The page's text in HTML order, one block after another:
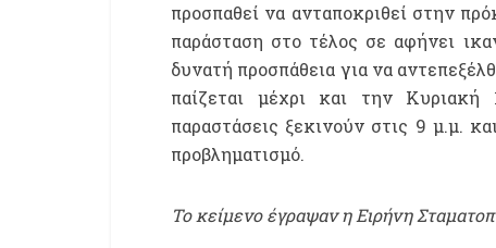
προσπαθεί να ανταποκριθεί στην
παράσταση στο τέλος σε αφήνει
δυνατή προσπάθεια για να
παίζεται μέχρι και την Κυριακή
παραστάσεις ξεκινούν στις 9 μ.μ.
προβληματισμό.
Το κείμενο έγραψαν η Ειρήνη